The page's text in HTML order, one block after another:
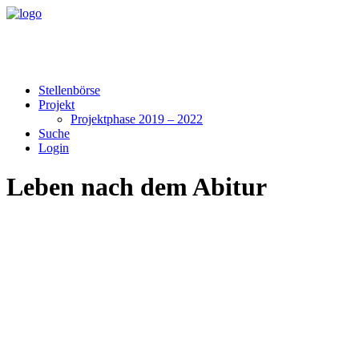
Stellenbörse
Projekt
Projektphase 2019 – 2022
Suche
Login
Leben nach dem Abitur